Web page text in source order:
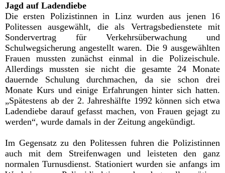
Jagd auf Ladendiebe
Die ersten Polizistinnen in Linz wurden aus jenen 16
Politessen ausgewählt, die als Vertragsbedienstete mit
Sondervertrag für Verkehrsüberwachung und
Schulwegsicherung angestellt waren. Die 9 ausgewählten
Frauen mussten zunächst einmal in die Polizeischule.
Allerdings mussten sie nicht die gesamte 24 Monate
dauernde Schulung durchmachen, da sie schon drei
Monate Kurs und einige Erfahrungen hinter sich hatten.
„Spätestens ab der 2. Jahreshälfte 1992 können sich etwa
Ladendiebe darauf gefasst machen, von Frauen gejagt zu
werden“, wurde damals in der Zeitung angekündigt.
Im Gegensatz zu den Politessen fuhren die Polizistinnen
auch mit dem Streifenwagen und leisteten den ganz
normalen Turnusdienst. Stationiert wurden sie anfangs im